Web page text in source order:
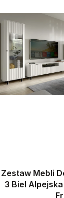
Zestaw Mebli
3 Biel